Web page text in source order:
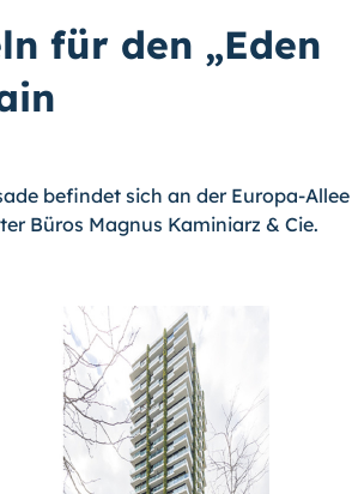
für den „Eden
befindet sich an der Europa-Allee
Büros Magnus Kaminiarz & Cie.